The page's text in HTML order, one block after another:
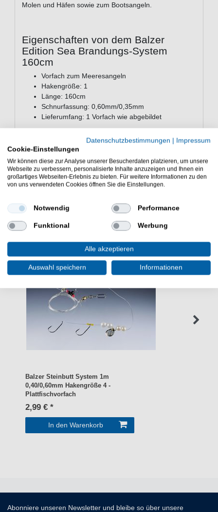
Molen und Häfen sowie zum Bootsangeln.
Eigenschaften von dem Balzer
Edition Sea Brandungs-System
160cm
Vorfach zum Meeresangeln
Hakengröße: 1
Länge: 160cm
Schnurfassung: 0,60mm/0,35mm
Lieferumfang: 1 Vorfach wie abgebildet
kaufen und sparen. Balzer Vporfach zum Spinnfischen. -
HIER Meeresvorfach bestellen.
WEITERE INTERESSANTE ARTIKEL
Balzer Steinbutt System 1m
0,40/0,60mm Hakengröße 4 -
Plattfischvorfach
2,99 € *
In den Warenkorb
Abonniere unseren Newsletter und bleibe so über unsere
Datenschutzbestimmungen | Impressum
Cookie-Einstellungen
Wir können diese zur Analyse unserer Besucherdaten platzieren, um unsere
Webseite zu verbessern, personalisierte Inhalte anzuzeigen und Ihnen ein
großartiges Webseiten-Erlebnis zu bieten. Für weitere Informationen zu den
von uns verwendeten Cookies öffnen Sie die Einstellungen.
Notwendig Performance
Funktional Werbung
Alle akzeptieren
Auswahl speichern Informationen